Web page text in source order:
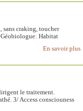
sans craking, toucher
Habitat
En savoir plus
le traitement.
3/ Access consciouness